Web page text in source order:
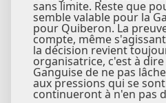
sans limite. Reste que
semble valable pour la
pour Quiberon. La
compte, même
la décision revient
organisatrice, c'est à
Ganguise de ne pas
aux pressions qui se
continueront à n'en pas